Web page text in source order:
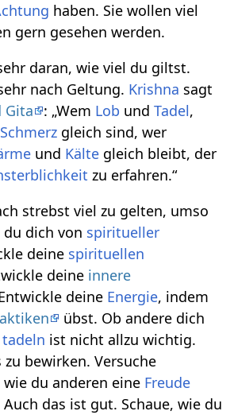
haben. Sie wollen viel
gern gesehen werden.
daran, wie viel du giltst.
nach Geltung. Krishna sagt
Gita : „Wem Lob undTadel,
Schmerz gleich sind, wer
und Kälte gleich bleibt, der
zu erfahren.“
strebst viel zu gelten, umso
dich von spiritueller
deine spirituellen
deine innere
deine Energie, indem
übst. Ob andere dich
tadeln ist nicht allzu wichtig.
zu bewirken. Versuche
du anderen eine Freude
das ist gut. Schaue, wie du